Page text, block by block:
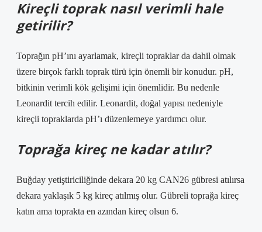
Kireçli toprak nasıl verimli hale
getirilir?
Toprağın pH’ını ayarlamak, kireçli topraklar da dahil olmak
üzere birçok farklı toprak türü için önemli bir konudur. pH,
bitkinin verimli kök gelişimi için önemlidir. Bu nedenle
Leonardit tercih edilir. Leonardit, doğal yapısı nedeniyle
kireçli topraklarda pH’ı düzenlemeye yardımcı olur.
Toprağa kireç ne kadar atılır?
Buğday yetiştiriciliğinde dekara 20 kg CAN26 gübresi atılırsa
dekara yaklaşık 5 kg kireç atılmış olur. Gübreli toprağa kireç
katın ama toprakta en azından kireç olsun 6.